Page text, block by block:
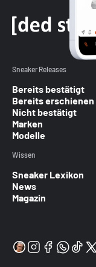
Sneaker Releases
Bereits bestätigt
Bereits erschienen
Nicht bestätigt
Marken
Modelle
Wissen
Sneaker Lexikon
News
Magazin